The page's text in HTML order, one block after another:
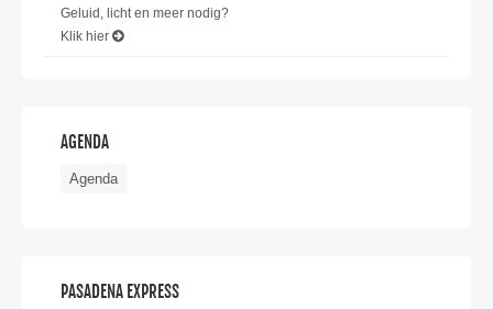
Geluid, licht en meer nodig?
Klik hier
AGENDA
Agenda
PASADENA EXPRESS